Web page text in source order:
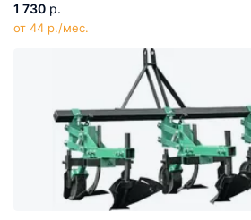
1 730 р.
от 44 р./мес.